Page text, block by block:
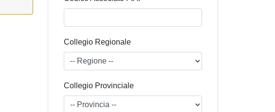
Collegio Regionale
Collegio Provinciale